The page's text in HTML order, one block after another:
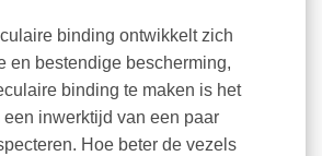
binding ontwikkelt zich
en bestendige bescherming,
binding te maken is het
een inwerktijd van een paar
Hoe beter de vezels